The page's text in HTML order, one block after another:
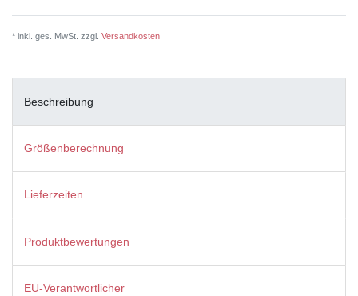
* inkl. ges. MwSt. zzgl. Versandkosten
Beschreibung
Größenberechnung
Lieferzeiten
Produktbewertungen
EU-Verantwortlicher